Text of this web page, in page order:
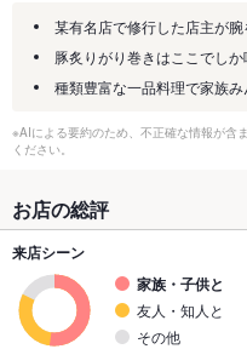
某有名店で修行した店主が腕
豚炙りがり巻きはここでしか
種類豊富な一品料理で家族み
※AIによる要約のため、不正確な情報が含
ください。
お店の総評
来店シーン
家族・子供と
友人・知人と
その他